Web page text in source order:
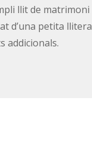
llit de matrimoni
d’una petita llitera
addicionals.